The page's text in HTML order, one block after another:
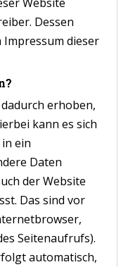
Dessen
Impressum dieser
erhoben,
kann es sich
ein
Daten
der Website
Das sind vor
Seitenaufrufs).
automatisch,